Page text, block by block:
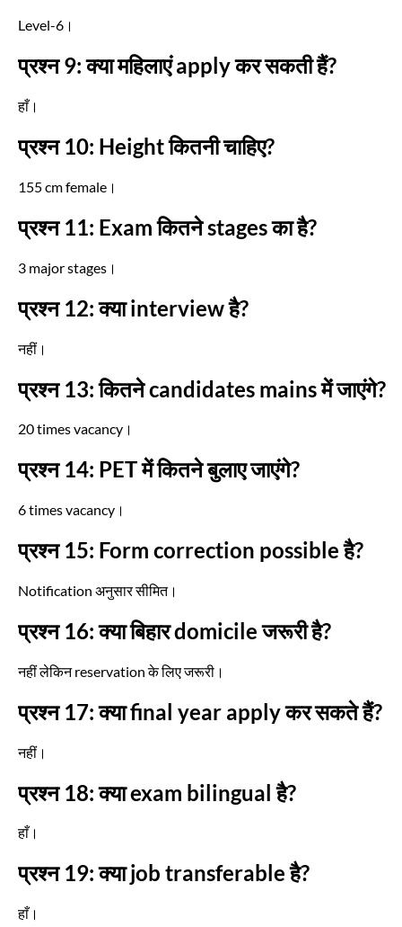
Level-6।
प्रश्न 9: क्या महिलाएं apply कर सकती हैं?
हाँ।
प्रश्न 10: Height कितनी चाहिए?
155 cm female।
प्रश्न 11: Exam कितने stages का है?
3 major stages।
प्रश्न 12: क्या interview है?
नहीं।
प्रश्न 13: कितने candidates mains में जाएंगे?
20 times vacancy।
प्रश्न 14: PET में कितने बुलाए जाएंगे?
6 times vacancy।
प्रश्न 15: Form correction possible है?
Notification अनुसार सीमित।
प्रश्न 16: क्या बिहार domicile जरूरी है?
नहीं लेकिन reservation के लिए जरूरी।
प्रश्न 17: क्या final year apply कर सकते हैं?
नहीं।
प्रश्न 18: क्या exam bilingual है?
हाँ।
प्रश्न 19: क्या job transferable है?
हाँ।